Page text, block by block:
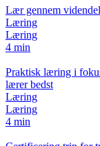
Lær gennem
Læring
Læring
4 min
Praktisk læring i
lærer bedst
Læring
Læring
4 min